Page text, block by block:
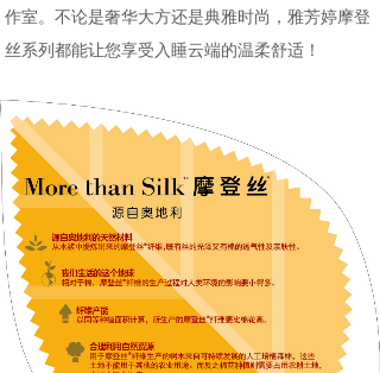
作室。不论是奢华大方还是典雅时尚，雅芳婷摩登
丝系列都能让您享受入睡云端的温柔舒适！